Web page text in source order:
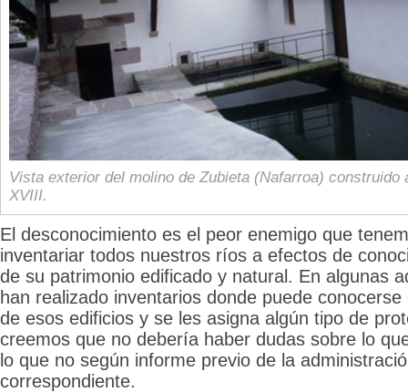
Vista exterior del molino de Zubieta (Nafarroa) construido
XVIII.
El desconocimiento es el peor enemigo que
inventariar todos nuestros ríos a efectos de
de su patrimonio edificado y natural. En algunas
han realizado inventarios donde puede
de esos edificios y se les asigna algún tipo de
creemos que no debería haber dudas sobre lo
lo que no según informe previo de la
correspondiente.